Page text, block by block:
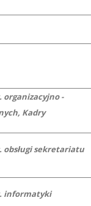
organizacyjno -
Kadry
obsługi sekretariatu
informatyki